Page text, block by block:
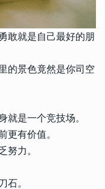
敢就是自己最好的朋
的景色竟然是你司空
就是一个竞技场。
更有价值。
努力。
石。